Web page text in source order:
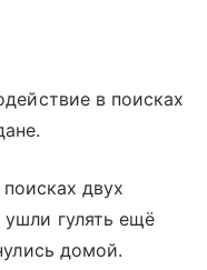
в поисках
двух
гулять ещё
домой.